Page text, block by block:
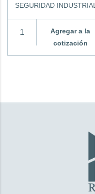
SEGURIDAD INDUSTRIAL
Agregar a la
cotización